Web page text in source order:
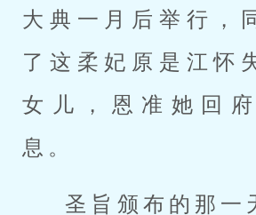
大典一月后举行，
了这柔妃原是江怀
女儿，恩准她回
息。
圣旨颁布的那一